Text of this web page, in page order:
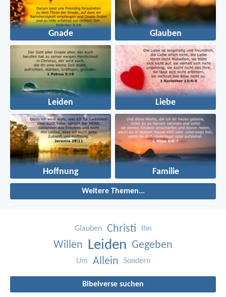
Gnade Glauben
Leiden Liebe
Hoffnung Familie
Weitere Themen...
Glauben Christi Ihn
Willen Leiden Gegeben
Um Allein Sondern
Bibelverse suchen